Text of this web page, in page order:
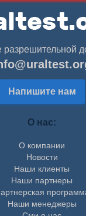
Напишите нам
О нас:
О компании
Новости
Наши клиенты
Наши партнеры
Наши менеджеры